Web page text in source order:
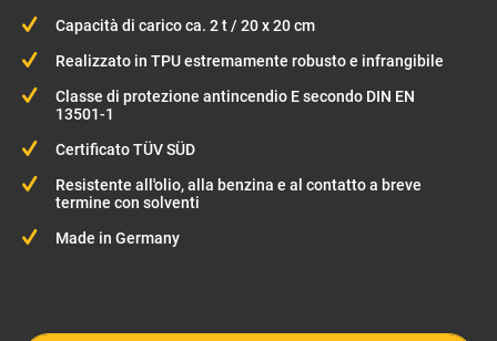
Capacità di carico ca. 2 t / 20 x 20 cm
Realizzato in TPU estremamente robusto e infrangibile
Classe di protezione antincendio E secondo DIN EN
13501-1
Certificato TÜV SÜD
Resistente all'olio, alla benzina e al contatto a breve
termine con solventi
Made in Germany